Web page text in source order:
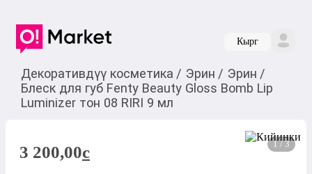
Кырг
Декоративдүү косметика / Эрин / Эрин /
Блеск для губ Fenty Beauty Gloss Bomb Lip
Luminizer тон 08 RIRI 9 мл
1 / 3
3 200,00c